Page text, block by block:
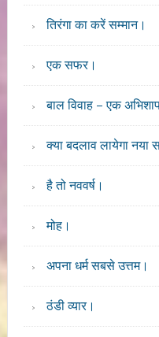
तिरंगा का करें सम्मान।
एक सफर।
बाल विवाह – एक
क्या बदलाव लायेगा नया
है तो नववर्ष।
मोह।
अपना धर्म सबसे उत्तम।
ठंडी व्यार।